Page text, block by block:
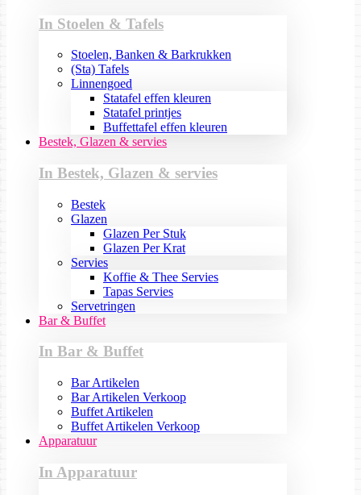
In Stoelen & Tafels
Stoelen, Banken & Barkrukken
(Sta) Tafels
Linnengoed
Statafel effen kleuren
Statafel printjes
Buffettafel effen kleuren
Bestek, Glazen & servies
In Bestek, Glazen & servies
Bestek
Glazen
Glazen Per Stuk
Glazen Per Krat
Servies
Koffie & Thee Servies
Tapas Servies
Servetringen
Bar & Buffet
In Bar & Buffet
Bar Artikelen
Bar Artikelen Verkoop
Buffet Artikelen
Buffet Artikelen Verkoop
Apparatuur
In Apparatuur